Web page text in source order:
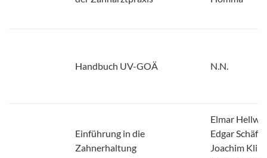
Handbuch UV-GOÄ N.N.
Einführung in die
Zahnerhaltung
Elmar
Edgar Schäfer,
Joachim